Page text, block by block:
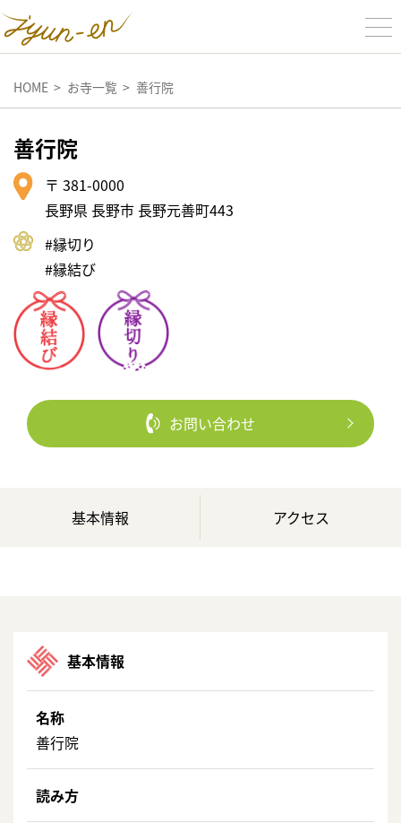
HOME お寺一覧 善行院
善行院
〒 381-0000
長野県 長野市 長野元善町443
#縁切り
#縁結び
お問い合わせ
基本情報 アクセス
基本情報
名称
善行院
読み方